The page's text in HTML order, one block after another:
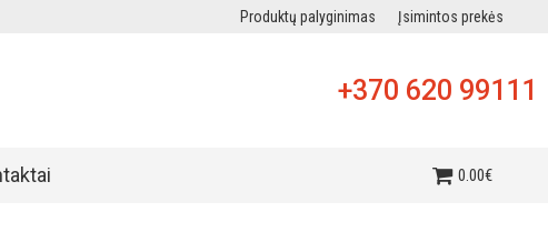
Produktų palyginimas Įsimintos prekės
+370 620 99111
0.00€